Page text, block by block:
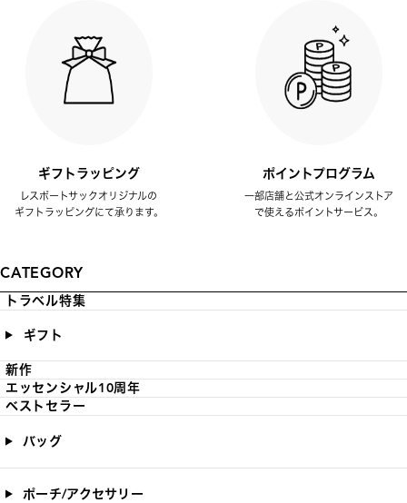
ギフトラッピング
レスポートサックオリジナルの
ギフトラッピングにて承ります。
ポイントプログラム
一部店舗と公式オンラインストア
で使えるポイントサービス。
CATEGORY
トラベル特集
ギフト
新作
エッセンシャル10周年
ベストセラー
バッグ
ポーチ/アクセサリー